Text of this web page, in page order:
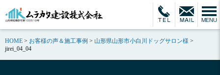
HOME > お客様の声＆施工事例 > 山形県山形市小白川ドッグサロン様 >
jirei_04_04